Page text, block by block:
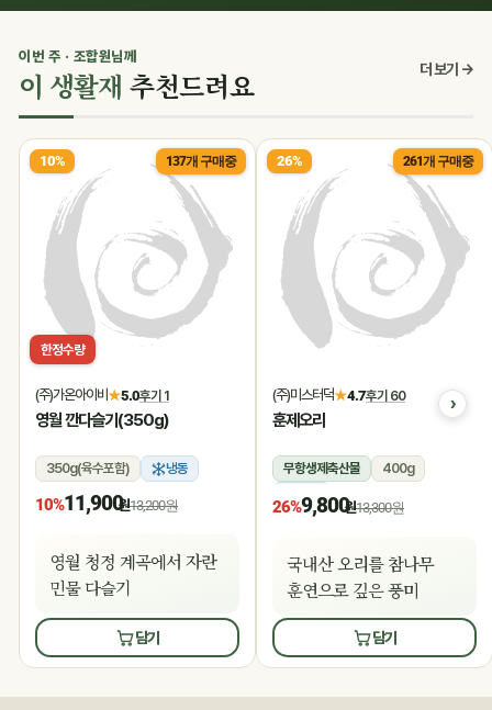
이번 주 · 조합원님께
이 생활재 추천드려요 더 보기 →
10% 137개 구매중
한정수량
(주)가온아이비 ★5.0후기 1
영월 깐다슬기(350g)
350g(육수포함) 냉동
10%11,900원13,200원
영월 청정 계곡에서 자란
민물 다슬기
담기
26% 261개 구매중
(주)미스터덕★4.7후기 60
훈제오리
무항생제축산물
400g
냉동
26%9,800원13,300원
국내산 오리를 참나무
훈연으로 깊은 풍미
담기